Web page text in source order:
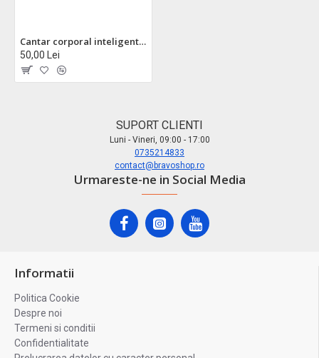
Cantar corporal inteligent zilan zln8979 - sticla securizata, aplicatie okok, 3-180kg, display lcd
50,00 Lei
SUPORT CLIENTI
Luni - Vineri, 09:00 - 17:00
0735214833
contact@bravoshop.ro
Urmareste-ne in Social Media
Informatii
Politica Cookie
Despre noi
Termeni si conditii
Confidentialitate